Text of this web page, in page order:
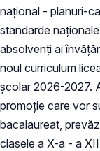
național - planuri-
standarde
absolvenți ai
noul curriculum
școlar 2026-2027.
promoție care vor
bacalaureat,
clasele a X-a - a